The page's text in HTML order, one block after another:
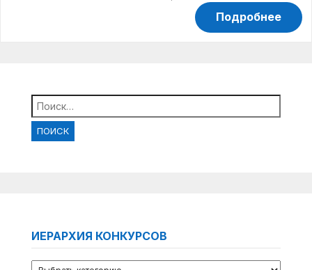
Подробнее
Найти:
ИЕРАРХИЯ КОНКУРСОВ